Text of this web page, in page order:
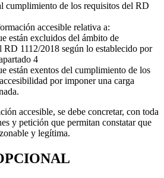
cumplimiento de los requisitos del RD
accesible relativa a:
están excluidos del ámbito de
RD 1112/2018 según lo establecido por
4
están exentos del cumplimiento de los
por imponer una carga
accesible, se debe concretar, con toda
y petición que permitan constatar que
y legítima.